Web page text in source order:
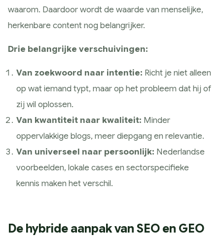
waarom. Daardoor wordt de waarde van menselijke,
herkenbare content nog belangrijker.
Drie belangrijke verschuivingen:
Van zoekwoord naar intentie: Richt je niet alleen
op wat iemand typt, maar op het probleem dat hij of
zij wil oplossen.
Van kwantiteit naar kwaliteit: Minder
oppervlakkige blogs, meer diepgang en relevantie.
Van universeel naar persoonlijk: Nederlandse
voorbeelden, lokale cases en sectorspecifieke
kennis maken het verschil.
De hybride aanpak van SEO en GEO